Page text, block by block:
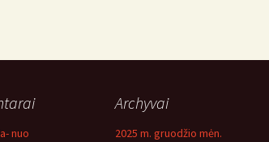
nuo
Archyvai
2025 m. gruodžio mėn.